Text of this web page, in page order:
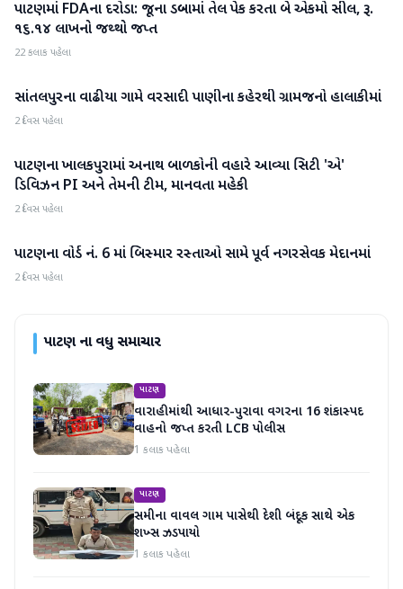
પાટણ
પાટણમાં FDAના દરોડા: જૂના ડબ્બામાં તેલ પેક કરતા બે એકમો સીલ, રૂ.
૧૬.૧૪ લાખનો જથ્થો જપ્ત
22 કલાક પહેલા
પાટણ
સાંતલપુરના વાઢીયા ગામે વરસાદી પાણીના કહેરથી ગ્રામજનો હાલાકીમાં
2 દિવસ પહેલા
પાટણ
પાટણના ખાલકપુરામાં અનાથ બાળકોની વહારે આવ્યા સિટી 'એ'
ડિવિઝન PI અને તેમની ટીમ, માનવતા મહેકી
2 દિવસ પહેલા
પાટણ
પાટણના વોર્ડ નં. 6 માં બિસ્માર રસ્તાઓ સામે પૂર્વ નગરસેવક મેદાનમાં
2 દિવસ પહેલા
પાટણના વધુ સમાચાર
પાટણ
વારાહીમાંથી આધાર-પુરાવા વગરના 16 શંકાસ્પદ
વાહનો જપ્ત કરતી LCB પોલીસ
1 કલાક પહેલા
પાટણ
સમીના વાવલ ગામ પાસેથી દેશી બંદૂક સાથે એક
શખ્સ ઝડપાયો
1 કલાક પહેલા